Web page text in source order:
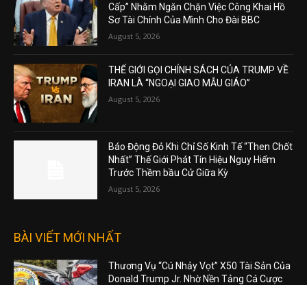
Cấp” Nhằm Ngăn Chặn Việc Công Khai Hồ
Sơ Tài Chính Của Mình Cho Đài BBC
August 5, 2026
THẾ GIỚI GỌI CHÍNH SÁCH CỦA TRUMP VỀ
IRAN LÀ “NGOẠI GIAO MẪU GIÁO”
August 5, 2026
Báo Động Đỏ Khi Chỉ Số Kinh Tế “Then Chốt
Nhất” Thế Giới Phát Tín Hiệu Nguy Hiểm
Trước Thềm bầu Cử Giữa Kỳ
August 5, 2026
BÀI VIẾT MỚI NHẤT
Thương Vụ “Cú Nhảy Vọt” X50 Tài Sản Của
Donald Trump Jr. Nhờ Nền Tảng Cá Cược